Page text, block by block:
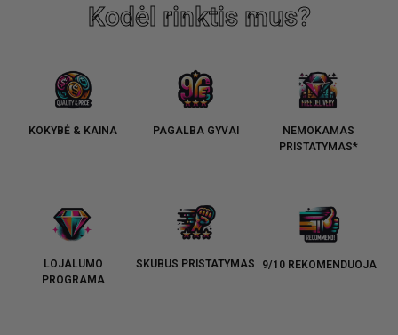
Kodėl rinktis mus?
KOKYBĖ & KAINA PAGALBA GYVAI
NEMOKAMAS
PRISTATYMAS*
LOJALUMO
PROGRAMA
SKUBUS PRISTATYMAS 9/10 REKOMENDUOJA